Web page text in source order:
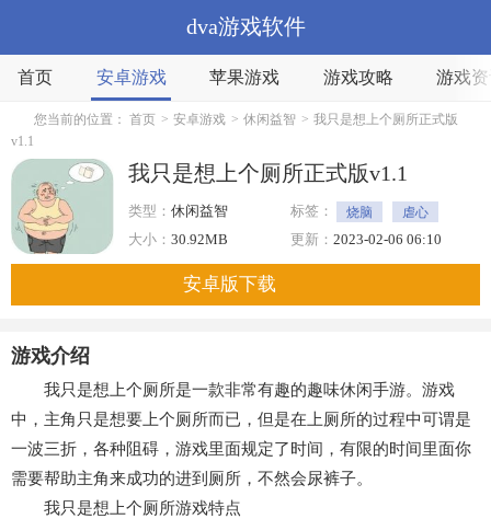
dva游戏软件
首页 安卓游戏 苹果游戏 游戏攻略 游戏
您当前的位置： 首页 > 安卓游戏 > 休闲益智 > 我只是想上个厕所正式版
v1.1
我只是想上个厕所正式版v1.1
类型： 休闲益智 标签： 烧脑
虐心
休闲
大小： 30.92MB 更新： 2023-02-06 06:10
安卓版下载
游戏介绍
我只是想上个厕所是一款非常有趣的趣味休闲手游。游戏
中，主角只是想要上个厕所而已，但是在上厕所的过程中可谓是
一波三折，各种阻碍，游戏里面规定了时间，有限的时间里面你
需要帮助主角来成功的进到厕所，不然会尿裤子。
我只是想上个厕所游戏特点